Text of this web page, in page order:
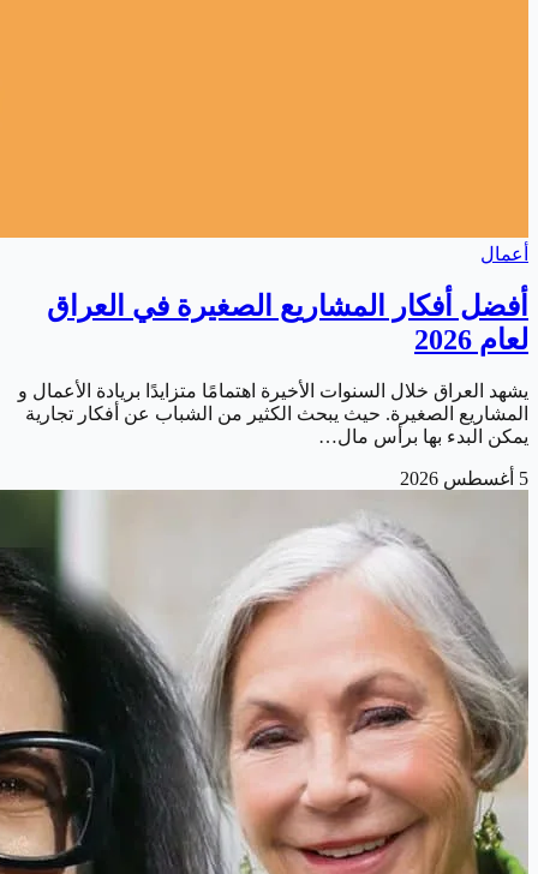
أعمال
أفضل أفكار المشاريع الصغيرة في العراق
لعام 2026
يشهد العراق خلال السنوات الأخيرة اهتمامًا متزايدًا بريادة الأعمال و
المشاريع الصغيرة. حيث يبحث الكثير من الشباب عن أفكار تجارية
يمكن البدء بها برأس مال…
5 أغسطس 2026